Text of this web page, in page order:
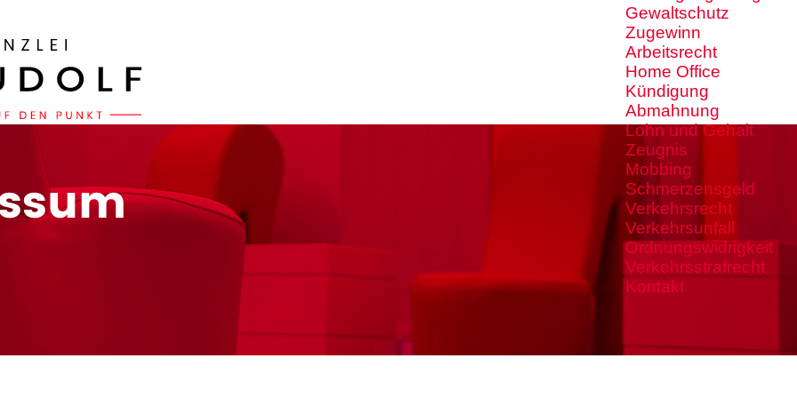
Gewaltschutz
Zugewinn
Arbeitsrecht
Home Office
Kündigung
Abmahnung
Lohn und Gehalt
Zeugnis
Mobbing
Schmerzensgeld
Verkehrsrecht
Verkehrsunfall
Ordnungswidrigkeit
Verkehrsstrafrecht
Kontakt